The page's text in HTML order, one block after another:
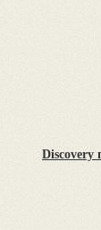
Discovery